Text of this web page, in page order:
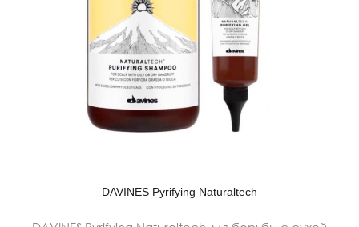
DAVINES Pyrifying Naturaltech